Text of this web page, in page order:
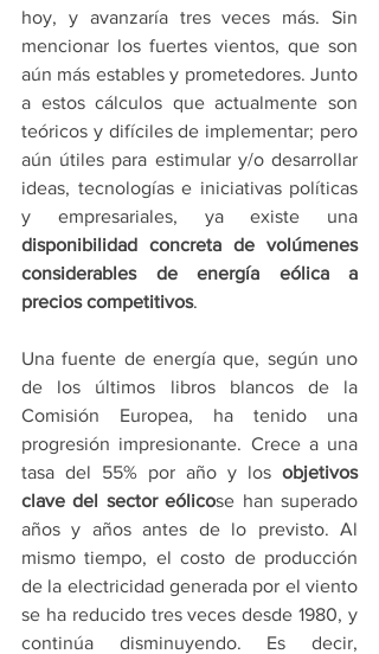
hoy, y avanzaría tres veces más. Sin
mencionar los fuertes vientos, que son
aún más estables y prometedores. Junto
a estos cálculos que actualmente son
teóricos y difíciles de implementar; pero
aún útiles para estimular y/o desarrollar
ideas, tecnologías e iniciativas políticas
disponibilidad concreta de volúmenes
considerables de energía eólica a
precios competitivos.
Una fuente de energía que, según uno
de los últimos libros blancos de la
Comisión Europea, ha tenido una
progresión impresionante. Crece a una
tasa del 55% por año y los objetivos
clave del sector eólicose han superado
años y años antes de lo previsto. Al
mismo tiempo, el costo de producción
de la electricidad generada por el viento
se ha reducido tres veces desde 1980, y
continúa disminuyendo. Es decir,